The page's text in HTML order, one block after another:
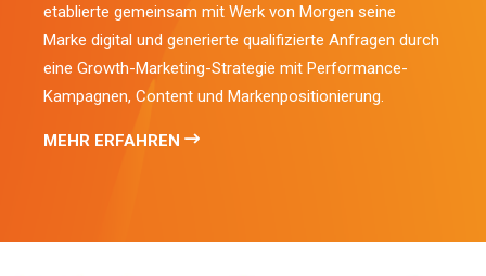
etablierte gemeinsam mit Werk von Morgen seine
Marke digital und generierte qualifizierte Anfragen durch
eine Growth-Marketing-Strategie mit Performance-
Kampagnen, Content und Markenpositionierung.
MEHR ERFAHREN